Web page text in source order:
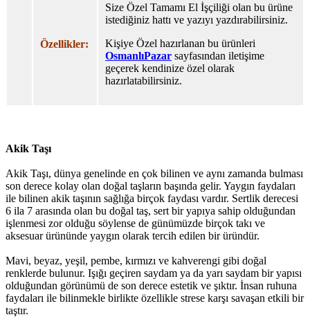
Özellikler:
Size Özel Tamamı El İşçiliği olan bu ürüne
istediğiniz hattı ve yazıyı yazdırabilirsiniz.
Kişiye Özel hazırlanan bu ürünleri
OsmanlıPazar sayfasından iletişime
geçerek kendinize özel olarak
hazırlatabilirsiniz.
Akik Taşı
Akik Taşı, dünya genelinde en çok bilinen ve aynı zamanda bulması
son derece kolay olan doğal taşların başında gelir. Yaygın faydaları
ile bilinen akik taşının sağlığa birçok faydası vardır. Sertlik derecesi
6 ila 7 arasında olan bu doğal taş, sert bir yapıya sahip olduğundan
işlenmesi zor olduğu söylense de günümüzde birçok takı ve
aksesuar ürününde yaygın olarak tercih edilen bir üründür.
Mavi, beyaz, yeşil, pembe, kırmızı ve kahverengi gibi doğal
renklerde bulunur. Işığı geçiren saydam ya da yarı saydam bir yapısı
olduğundan görünümü de son derece estetik ve şıktır. İnsan ruhuna
faydaları ile bilinmekle birlikte özellikle strese karşı savaşan etkili bir
taştır.